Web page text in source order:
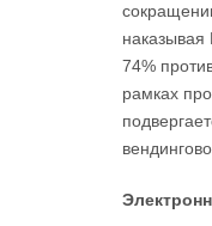
наказывая
74%
рамках